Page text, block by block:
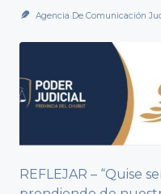
Agencia De Comunicación
REFLEJAR – “Quise